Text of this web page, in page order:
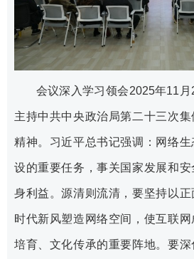
会议深入学习领会2025年11月
主持中共中央政治局第二十三次
精神。习近平总书记强调：网络
设的重要任务，事关国家发展和
身利益。源清则流清，要坚持以正
时代新风塑造网络空间，使互联
培育、文化传承的重要阵地。要